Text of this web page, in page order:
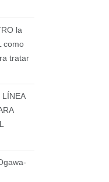
la
como
tratar